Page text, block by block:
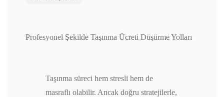
Profesyonel Şekilde Taşınma Ücreti Düşürme Yolları
Taşınma süreci hem stresli hem de
masraflı olabilir. Ancak doğru stratejilerle,